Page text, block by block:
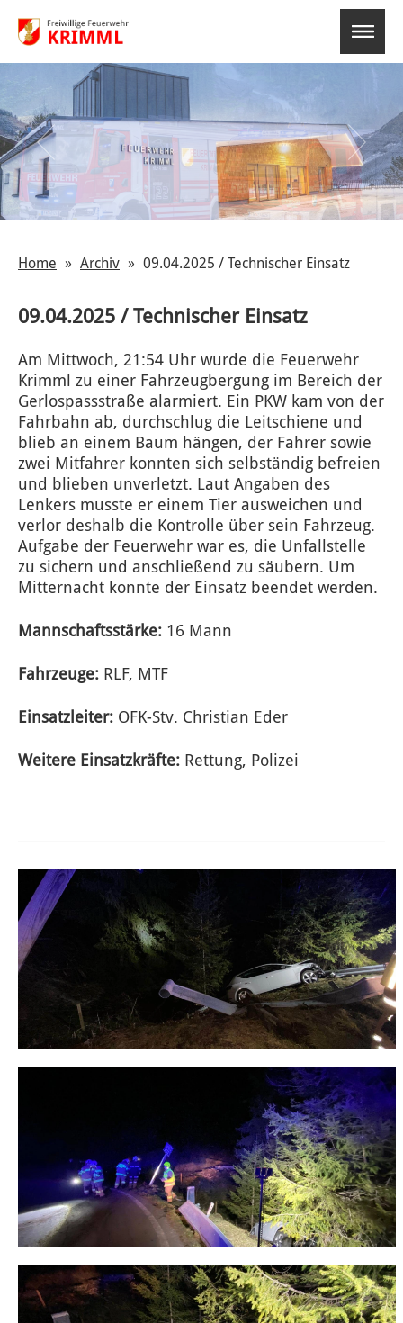
Home Archiv 09.04.2025 / Technischer Einsatz
09.04.2025 / Technischer Einsatz
Am Mittwoch, 21:54 Uhr wurde die Feuerwehr
Krimml zu einer Fahrzeugbergung im Bereich der
Gerlospassstraße alarmiert. Ein PKW kam von der
Fahrbahn ab, durchschlug die Leitschiene und
blieb an einem Baum hängen, der Fahrer sowie
zwei Mitfahrer konnten sich selbständig befreien
und blieben unverletzt. Laut Angaben des
Lenkers musste er einem Tier ausweichen und
verlor deshalb die Kontrolle über sein Fahrzeug.
Aufgabe der Feuerwehr war es, die Unfallstelle
zu sichern und anschließend zu säubern. Um
Mitternacht konnte der Einsatz beendet werden.
Mannschaftsstärke: 16 Mann
Fahrzeuge: RLF, MTF
Einsatzleiter: OFK-Stv. Christian Eder
Weitere Einsatzkräfte: Rettung, Polizei